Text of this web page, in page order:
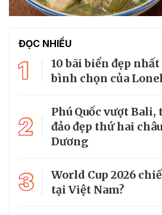
ĐỌC NHIỀU
1
10 bãi biển đẹp
bình chọn của
2
Phú Quốc vượt
đảo đẹp thứ hai
Dương
3
World Cup 2026
tại Việt Nam?